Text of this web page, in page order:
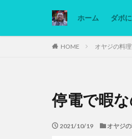
ホーム ダボ
HOME オヤジの料
停電で暇
2021/10/19 オヤジ